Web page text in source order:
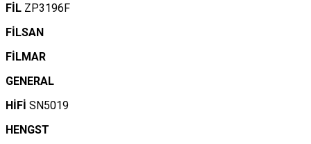
FİL ZP3196F
FİLSAN
FİLMAR
GENERAL
HİFİ SN5019
HENGST